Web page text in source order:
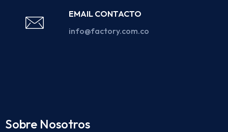
EMAIL CONTACTO
info@factory.com.co
Sobre Nosotros